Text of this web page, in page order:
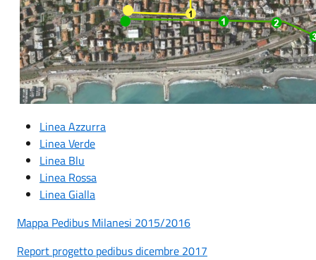
Linea Azzurra
Linea Verde
Linea Blu
Linea Rossa
Linea Gialla
Mappa Pedibus Milanesi 2015/2016
Report progetto pedibus dicembre 2017